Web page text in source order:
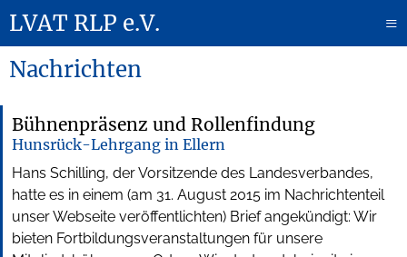
LVAT RLP e.V.
≡
Nachrichten
Bühnenpräsenz und Rollenfindung
Hunsrück-Lehrgang in Ellern
Hans Schilling, der Vorsitzende des Landesverbandes,
hatte es in einem (am 31. August 2015 im Nachrichtenteil
unser Webseite veröffentlichten) Brief angekündigt: Wir
bieten Fortbildungsveranstaltungen für unsere